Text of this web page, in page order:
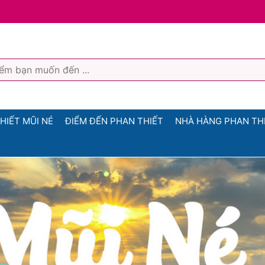
MŨI NÉ ĐIỂM ĐẾN PHAN THIẾT NHÀ HÀNG PHAN